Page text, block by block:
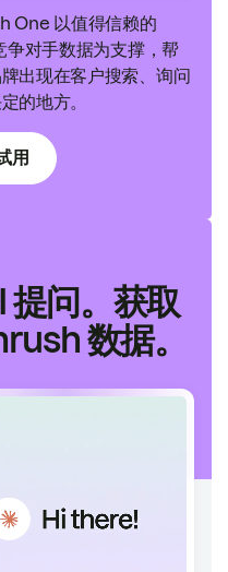
One 以值得信赖的
争对手数据为支撑，帮
出现在客户搜索、询问
的地方。
用
提问。获取
数据。